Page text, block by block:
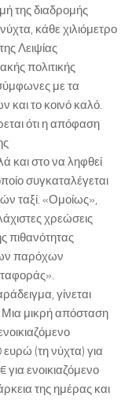
της διαδρομής
κάθε χιλιόμετρο
Λειψίας
πολιτικής
σύμφωνες με τα
το κοινό καλό.
ότι η απόφαση
και στο να ληφθεί
συγκαταλέγεται
ταξί. «Ομοίως»,
χρεώσεις
πιθανότητας
παρόχων
γίνεται
Μια μικρή απόσταση
(τη νύχτα) για
για ενοικιαζόμενο
της ημέρας και